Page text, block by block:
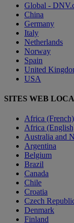
Global -
China
Germany
Italy
Netherlands
Norway
Spain
United
USA
SITES WEB
Africa (French)
Africa
Australia and
Argentina
Belgium
Brazil
Canada
Chile
Croatia
Czech
Denmark
Finland